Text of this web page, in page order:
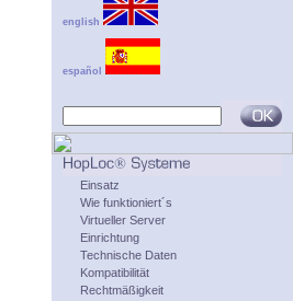
english
español
Einsatz
Wie funktioniert´s
Virtueller Server
Einrichtung
Technische Daten
Kompatibilität
Rechtmäßigkeit